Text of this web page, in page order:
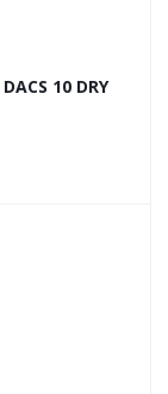
10 DRY